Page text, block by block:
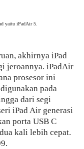
yaitu iPadAir 5.
akhirnya iPad
jeroannya. iPadAir
prosesor ini
pada
dari segi
iPad Air generasi
porta USB C
kali lebih cepat.